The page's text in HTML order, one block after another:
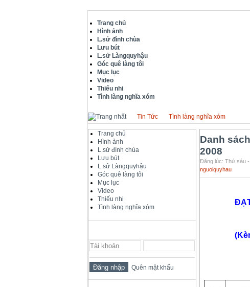
Trang chủ
Hình ảnh
L.sử đình chùa
Lưu bút
L.sử Làngquyhậu
Góc quê làng tôi
Mục lục
Video
Thiếu nhi
Tình làng nghĩa xóm
Tin Tức Tình làng nghĩa xóm
Trang chủ
Hình ảnh
L.sử đình chùa
Lưu bút
L.sử Làngquyhậu
Góc quê làng tôi
Mục lục
Video
Thiếu nhi
Tình làng nghĩa xóm
Quên mật khẩu
Danh
2008
Đăng lúc: Thứ sáu -
nguoiquyhau